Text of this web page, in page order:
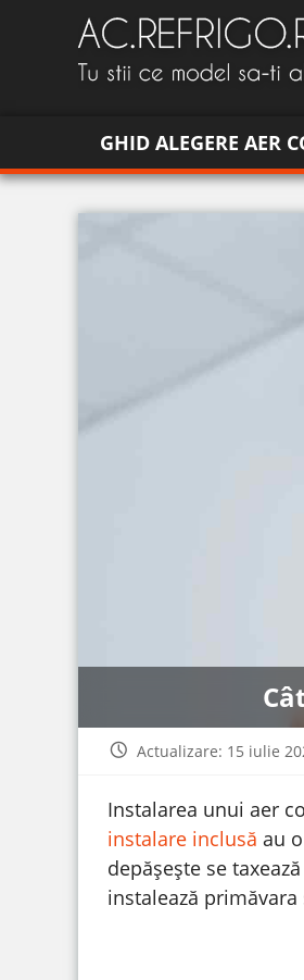
GHID ALEGERE AER
Actualizare: 15 iulie
Instalarea unui aer
instalare inclusă au
depășește se
instalează